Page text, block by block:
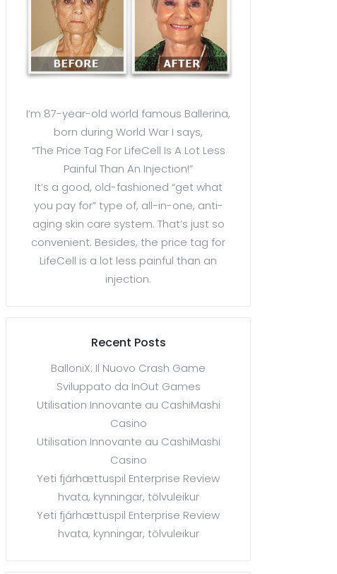
I’m 87-year-old world famous Ballerina,
born during World War I says,
“The Price Tag For LifeCell Is A Lot Less
Painful Than An Injection!”
It’s a good, old-fashioned “get what
you pay for” type of, all-in-one, anti-
aging skin care system. That’s just so
convenient. Besides, the price tag for
LifeCell is a lot less painful than an
injection.
Recent Posts
BalloniX: Il Nuovo Crash Game
Sviluppato da InOut Games
Utilisation Innovante au CashiMashi
Casino
Utilisation Innovante au CashiMashi
Casino
Yeti fjárhættuspil Enterprise Review
hvata, kynningar, tölvuleikur
Yeti fjárhættuspil Enterprise Review
hvata, kynningar, tölvuleikur